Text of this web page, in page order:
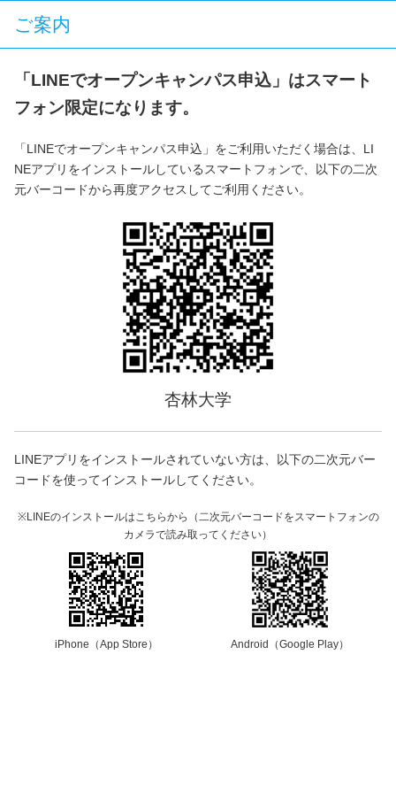
ご案内
「LINEでオープンキャンパス申込」はスマート
フォン限定になります。
「LINEでオープンキャンパス申込」をご利用いただく場合は、LI
NEアプリをインストールしているスマートフォンで、以下の二次
元バーコードから再度アクセスしてご利用ください。
杏林大学
LINEアプリをインストールされていない方は、以下の二次元バー
コードを使ってインストールしてください。
※LINEのインストールはこちらから（二次元バーコードをスマートフォンの
カメラで読み取ってください）
iPhone（App Store） Android（Google Play）